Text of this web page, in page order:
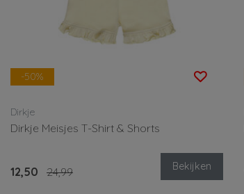
-50%
Dirkje
Dirkje Meisjes T-Shirt & Shorts
12,50 24,99 Bekijken